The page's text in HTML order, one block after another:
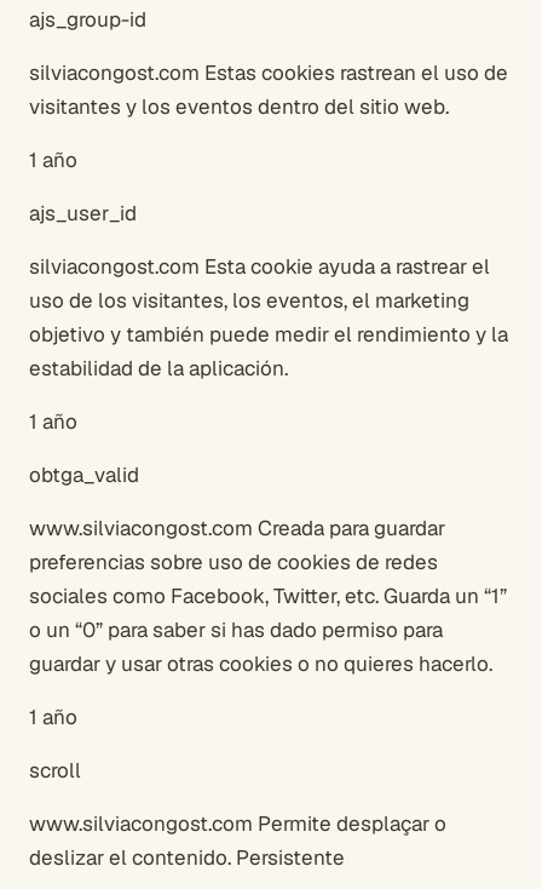
ajs_group-id
silviacongost.com Estas cookies rastrean el uso de
visitantes y los eventos dentro del sitio web.
1 año
ajs_user_id
silviacongost.com Esta cookie ayuda a rastrear el
uso de los visitantes, los eventos, el marketing
objetivo y también puede medir el rendimiento y la
estabilidad de la aplicación.
1 año
obtga_valid
www.silviacongost.com Creada para guardar
preferencias sobre uso de cookies de redes
sociales como Facebook, Twitter, etc. Guarda un “1”
o un “0” para saber si has dado permiso para
guardar y usar otras cookies o no quieres hacerlo.
1 año
scroll
www.silviacongost.com Permite desplaçar o
deslizar el contenido. Persistente